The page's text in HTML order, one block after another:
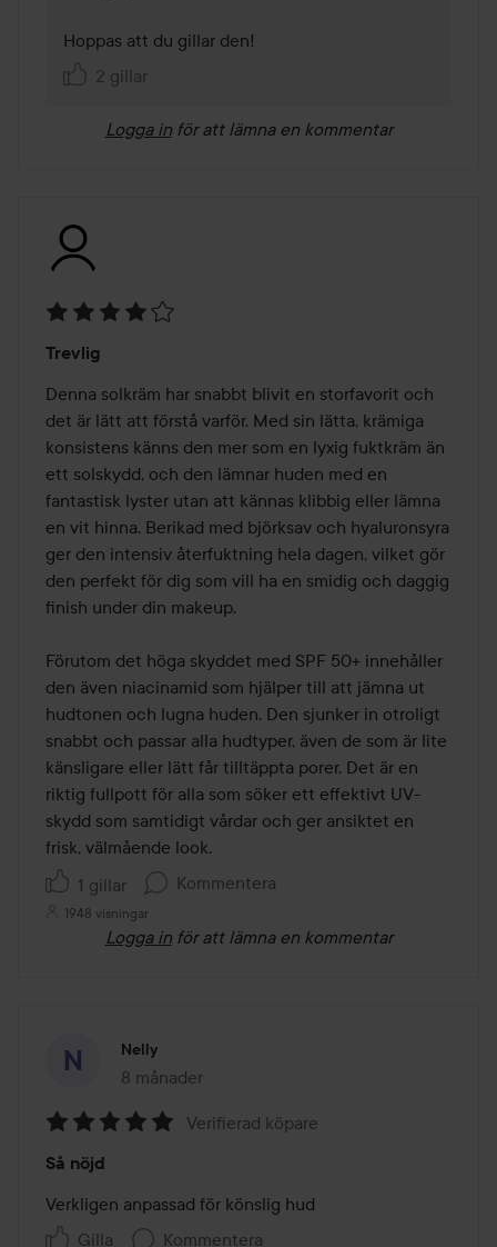
Hoppas att du gillar den!
2 gillar
Logga in för att lämna en kommentar
4
av
5
Trevlig
Denna solkräm har snabbt blivit en storfavorit och
det är lätt att förstå varför. Med sin lätta, krämiga
konsistens känns den mer som en lyxig fuktkräm än
ett solskydd, och den lämnar huden med en
fantastisk lyster utan att kännas klibbig eller lämna
en vit hinna. Berikad med björksav och hyaluronsyra
ger den intensiv återfuktning hela dagen, vilket gör
den perfekt för dig som vill ha en smidig och daggig
finish under din makeup.
Förutom det höga skyddet med SPF 50+ innehåller
den även niacinamid som hjälper till att jämna ut
hudtonen och lugna huden. Den sjunker in otroligt
snabbt och passar alla hudtyper, även de som är lite
känsligare eller lätt får tilltäppta porer. Det är en
riktig fullpott för alla som söker ett effektivt UV-
skydd som samtidigt vårdar och ger ansiktet en
1 gillar
Kommentera
1948 visningar
Logga in för att lämna en kommentar
Nelly
8 månader
Inlägget skapades 8 månader
5
av
5
Verifierad köpare
Så nöjd
Verkligen anpassad för könslig hud
Gilla
Kommentera